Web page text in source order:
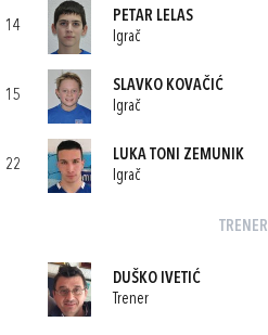
14
PETAR LELAS
Igrač
15
SLAVKO KOVAČIĆ
Igrač
22
LUKA TONI ZEMUNIK
Igrač
TRENER
DUŠKO IVETIĆ
Trener